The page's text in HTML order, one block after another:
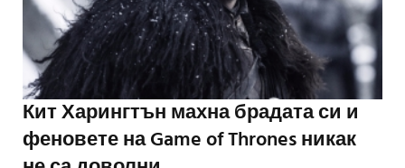
Кит Харингтън махна брадата си и
феновете на Game of Thrones никак